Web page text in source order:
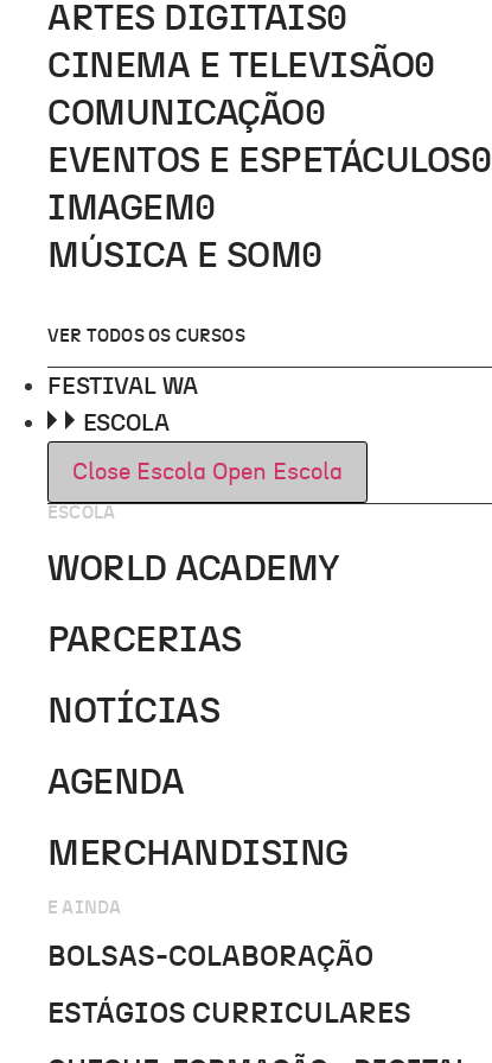
ARTES DIGITAIS0
CINEMA E TELEVISÃO0
COMUNICAÇÃO0
EVENTOS E ESPETÁCULOS0
IMAGEM 0
MÚSICA E SOM 0
VER TODOS OS CURSOS
FESTIVAL WA
ESCOLA
Close Escola Open Escola
ESCOLA
WORLD ACADEMY
PARCERIAS
NOTÍCIAS
AGENDA
MERCHANDISING
E AINDA
BOLSAS-COLABORAÇÃO
ESTÁGIOS CURRICULARES